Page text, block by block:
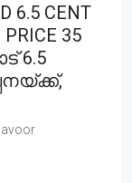
6.5 CENT
PRICE 35
6.5